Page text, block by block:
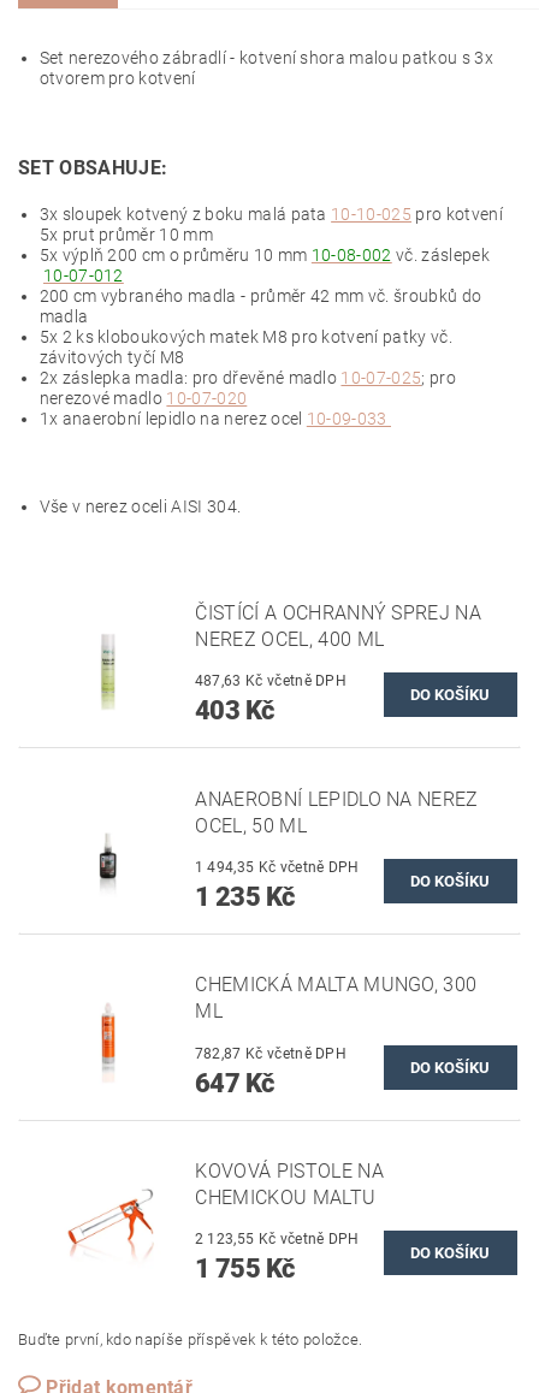
Set nerezového zábradlí - kotvení shora malou patkou s 3x
otvorem pro kotvení
SET OBSAHUJE:
3x sloupek kotvený z boku malá pata 10-10-025 pro kotvení
5x prut průměr 10 mm
5x výplň 200 cm o průměru 10 mm 10-08-002 vč. záslepek
10-07-012
200 cm vybraného madla - průměr 42 mm vč. šroubků do
madla
5x 2 ks kloboukových matek M8 pro kotvení patky vč.
závitových tyčí M8
2x záslepka madla: pro dřevěné madlo 10-07-025; pro
nerezové madlo 10-07-020
1x anaerobní lepidlo na nerez ocel 10-09-033
Vše v nerez oceli AISI 304.
ČISTÍCÍ A OCHRANNÝ SPREJ NA
NEREZ OCEL, 400 ML
487,63 Kč včetně DPH
403 Kč
ANAEROBNÍ LEPIDLO NA NEREZ
OCEL, 50 ML
1 494,35 Kč včetně DPH
1 235 Kč
CHEMICKÁ MALTA MUNGO, 300
ML
782,87 Kč včetně DPH
647 Kč
KOVOVÁ PISTOLE NA
CHEMICKOU MALTU
2 123,55 Kč včetně DPH
1 755 Kč
Buďte první, kdo napíše příspěvek k této položce.
Přidat komentář